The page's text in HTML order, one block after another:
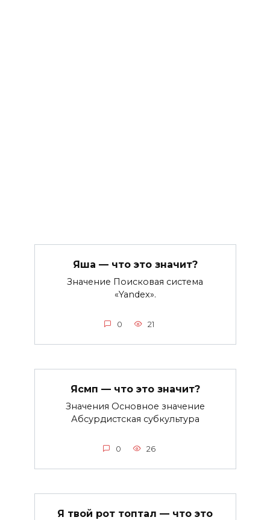
Яша — что это значит?
Значение Поисковая система
«Yandex».
0 21
Ясмп — что это значит?
Значения Основное значение
Абсурдистская субкультура
0 26
Я твой рот топтал — что это